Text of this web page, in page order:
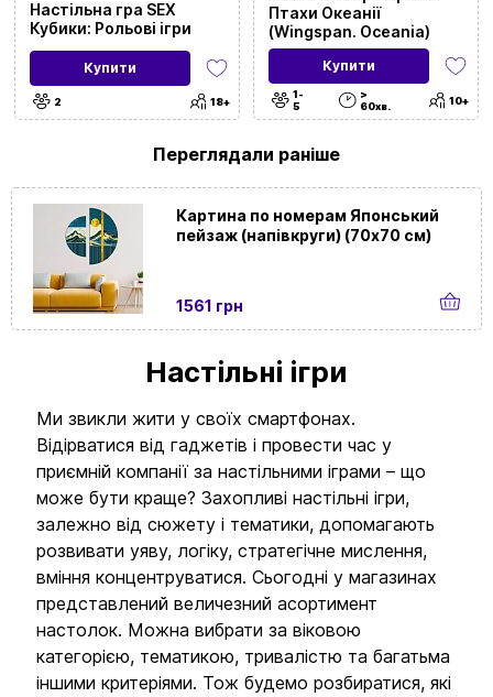
Настільна гра SEX
Кубики: Рольові ігри
Купити
2 18+
Птахи Океанії
(Wingspan. Oceania)
Купити
1-
5
>
60хв.
10+
Переглядали раніше
Картина по номерам Японський
пейзаж (напівкруги) (70х70 см)
1561 грн
Настільні ігри
Ми звикли жити у своїх смартфонах.
Відірватися від гаджетів і провести час у
приємній компанії за настільними іграми – що
може бути краще? Захопливі настільні ігри,
залежно від сюжету і тематики, допомагають
розвивати уяву, логіку, стратегічне мислення,
вміння концентруватися. Сьогодні у магазинах
представлений величезний асортимент
настолок. Можна вибрати за віковою
категорією, тематикою, тривалістю та багатьма
іншими критеріями. Тож будемо розбиратися, які
Вхід Реєстрація
Бренди
Доставка та оплата